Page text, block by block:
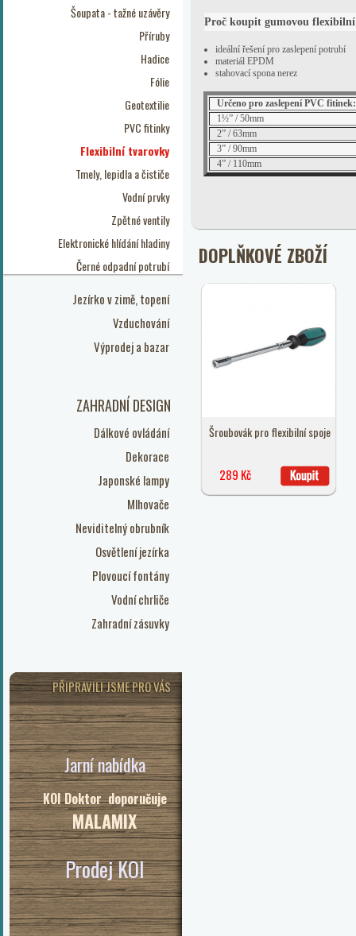
Šoupata - tažné uzávěry
Příruby
Hadice
Fólie
Geotextilie
PVC fitinky
Flexibilní tvarovky
Tmely, lepidla a čističe
Vodní prvky
Zpětné ventily
Elektronické hlídání hladiny
Černé odpadní potrubí
Jezírko v zimě, topení
Vzduchování
Výprodej a bazar
ZAHRADNÍ DESIGN
Dálkové ovládání
Dekorace
Japonské lampy
Mlhovače
Neviditelný obrubník
Osvětlení jezírka
Plovoucí fontány
Vodní chrliče
Zahradní zásuvky
PŘIPRAVILI JSME PRO VÁS
Jarní nabídka
KOI Doktor doporučuje
MALAMIX
Prodej KOI
Proč koupit gumovou
ideální řešení pro zaslepení potrubí
materiál EPDM
stahovací spona nerez
Určeno pro zaslepení PVC fitinek:
1½” / 50mm
2” / 63mm
3” / 90mm
4” / 110mm
DOPLŇKOVÉ ZBOŽÍ
Šroubovák pro flexibilní spoje
289 Kč